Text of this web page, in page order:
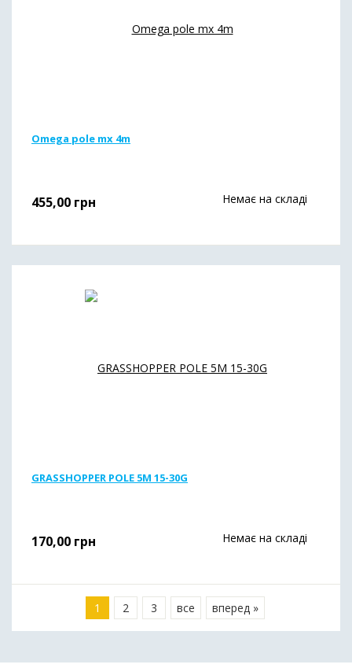
Omega pole mx 4m
455,00 грн Немає на складі
GRASSHOPPER POLE 5М 15-30G
170,00 грн Немає на складі
1 2 3 все вперед »